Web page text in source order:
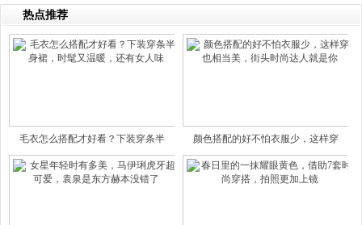
热点推荐
毛衣怎么搭配才好看？下装穿条半 颜色搭配的好不怕衣服少，这样穿